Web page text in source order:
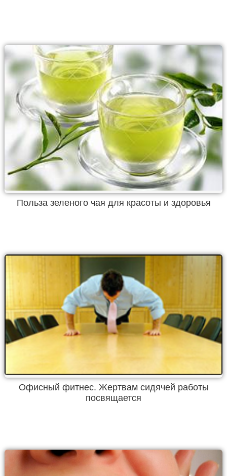
Польза зеленого чая для красоты и здоровья
Офисный фитнес. Жертвам сидячей работы
посвящается